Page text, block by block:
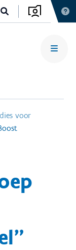
voor